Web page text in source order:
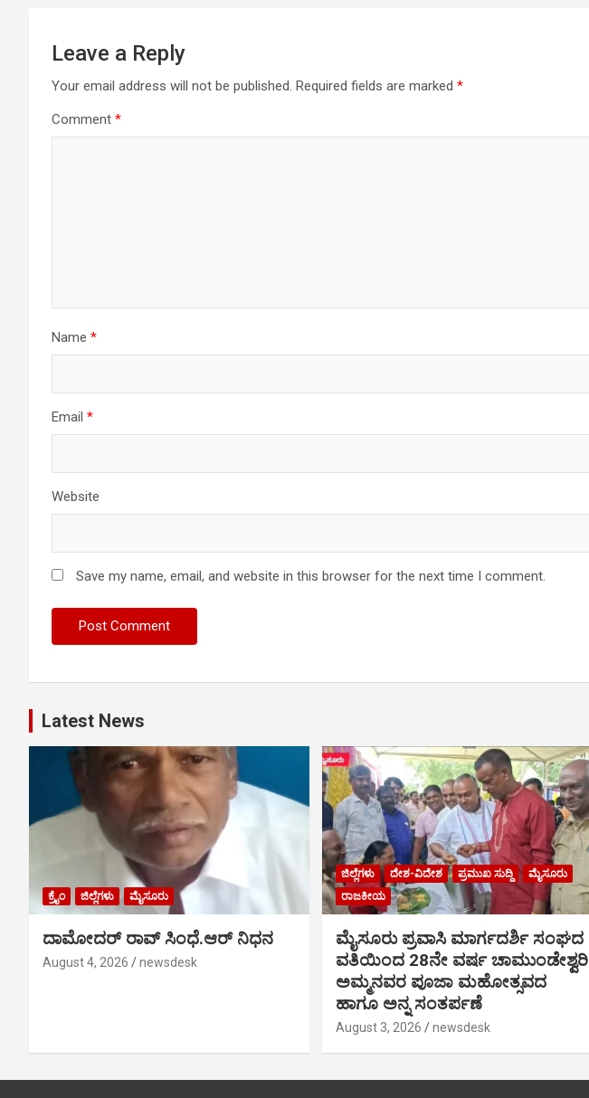
Leave a Reply
Your email address will not be published. Required fields are marked *
Comment *
Name *
Email *
Website
Save my name, email, and website in this browser for the next time I comment.
Latest News
ಕ್ರೈಂ ಜಿಲ್ಲೆಗಳು ಮೈಸೂರು
ದಾಮೋದರ್ ರಾವ್ ಸಿಂಧೆ.ಆರ್ ನಿಧನ
August 4, 2026 newsdesk
ಜಿಲ್ಲೆಗಳು ದೇಶ-ವಿದೇಶ ಪ್ರಮುಖ ಸುದ್ದಿ
ಮೈಸೂರು
ರಾಜಕೀಯ
ಮೈಸೂರು ಪ್ರವಾಸಿ ಮಾರ್ಗದರ್ಶಿ ಸಂಘದ
ವತಿಯಿಂದ 28ನೇ ವರ್ಷ ಚಾಮುಂಡೇಶ್ವರಿ
ಅಮ್ಮನವರ ಪೂಜಾ ಮಹೋತ್ಸವದ
ಹಾಗೂ ಅನ್ನ ಸಂತರ್ಪಣೆ
August 3, 2026 newsdesk